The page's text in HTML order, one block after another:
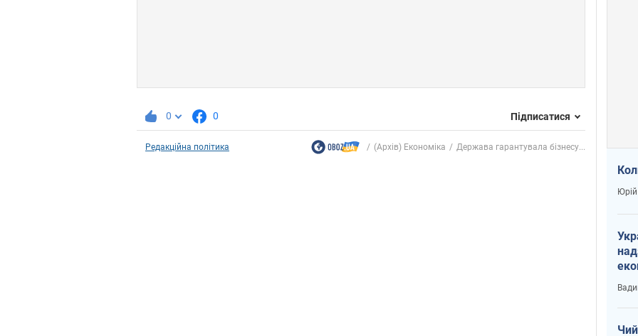
0 0 Підписатися
Редакційна політика (Архів) Економіка Держава гарантувала бізнесу...